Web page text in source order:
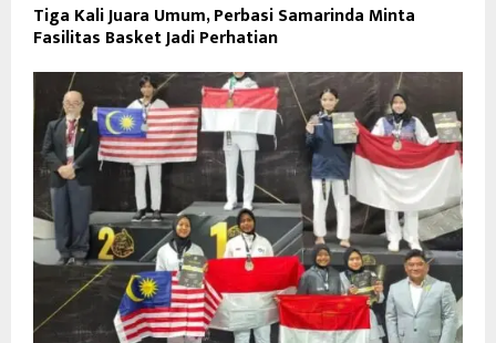
Tiga Kali Juara Umum, Perbasi Samarinda Minta
Fasilitas Basket Jadi Perhatian